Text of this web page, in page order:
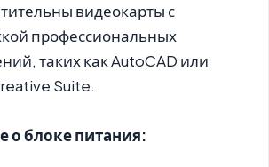
видеокарты с
профессиональных
таких как AutoCAD или
Suite.
о блоке питания: